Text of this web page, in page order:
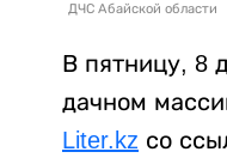
ДЧС Абайской области
В пятницу, 8
дачном
Liter.kz со